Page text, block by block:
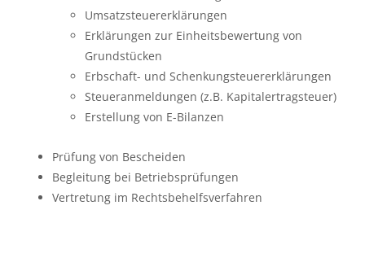
Umsatzsteuererklärungen
Erklärungen zur Einheitsbewertung von
Grundstücken
Erbschaft- und Schenkungsteuererklärungen
Steueranmeldungen (z.B. Kapitalertragsteuer)
Erstellung von E-Bilanzen
Prüfung von Bescheiden
Begleitung bei Betriebsprüfungen
Vertretung im Rechtsbehelfsverfahren